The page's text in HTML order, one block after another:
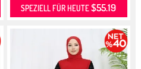
SPEZIELL FÜR HEUTE$55.19